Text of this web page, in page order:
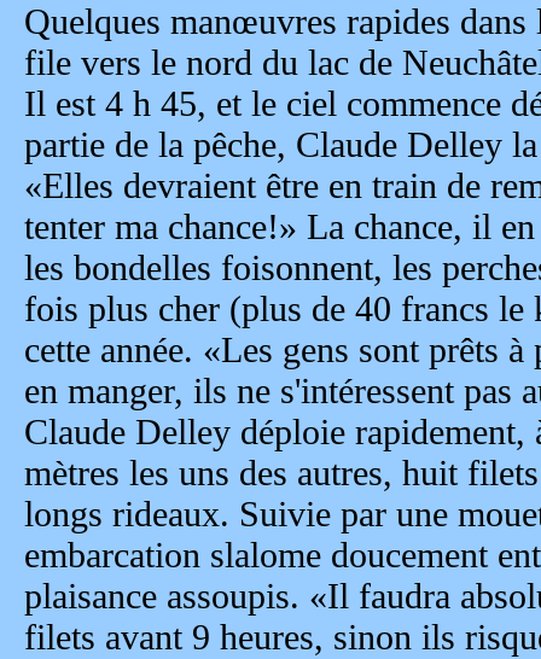
Quelques manœuvres rapides
file vers le nord du lac de
Il est 4 h 45, et le ciel commence
partie de la pêche, Claude Delley
«Elles devraient être en train de
tenter ma chance!» La chance, il
les bondelles foisonnent, les
fois plus cher (plus de 40 francs
cette année. «Les gens sont prêts
en manger, ils ne s'intéressent pas
Claude Delley déploie rapidement,
mètres les uns des autres, huit
longs rideaux. Suivie par une
embarcation slalome doucement
plaisance assoupis. «Il faudra
filets avant 9 heures, sinon ils